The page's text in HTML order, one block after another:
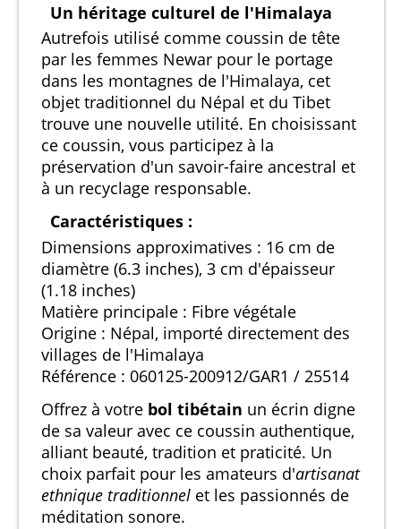
Un héritage culturel de l'Himalaya
Autrefois utilisé comme coussin de tête
par les femmes Newar pour le portage
dans les montagnes de l'Himalaya, cet
objet traditionnel du Népal et du Tibet
trouve une nouvelle utilité. En choisissant
ce coussin, vous participez à la
préservation d'un savoir-faire ancestral et
à un recyclage responsable.
Caractéristiques :
Dimensions approximatives : 16 cm de
diamètre (6.3 inches), 3 cm d'épaisseur
(1.18 inches)
Matière principale : Fibre végétale
Origine : Népal, importé directement des
villages de l'Himalaya
Référence : 060125-200912/GAR1 / 25514
Offrez à votre bol tibétain un écrin digne
de sa valeur avec ce coussin authentique,
alliant beauté, tradition et praticité. Un
choix parfait pour les amateurs d'artisanat
ethnique traditionnel et les passionnés de
méditation sonore.